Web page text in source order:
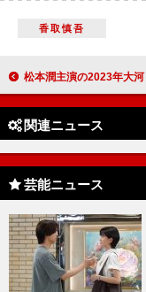
香取慎吾
松本潤主演の2023年大河ドラマ「どうする家康」に大森南朋、山田裕貴ら豪華俳優陣が集結 松本「“チーム家康”が戦国をどう乗り
関連ニュース
芸能ニュース